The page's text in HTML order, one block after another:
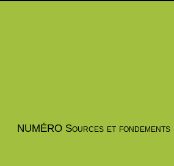
NUMÉRO Sources et fondements